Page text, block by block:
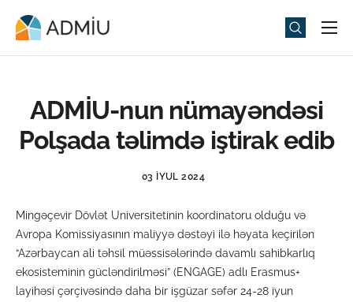
Universitet
Media
Tədbirlər
Universitet həyatı
ADMIU Sİ
eMağaza
ADMİU-nun nümayəndəsi
Polşada təlimdə iştirak edib
03 İYUL 2024
Mingəçevir Dövlət Universitetinin koordinatoru olduğu və
Avropa Komissiyasının maliyyə dəstəyi ilə həyata keçirilən
“Azərbaycan ali təhsil müəssisələrində davamlı sahibkarlıq
ekosisteminin gücləndirilməsi” (ENGAGE) adlı Erasmus+
layihəsi çərçivəsində daha bir işgüzar səfər 24-28 iyun